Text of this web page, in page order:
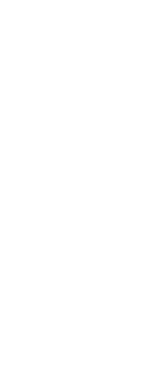
Maßnahmen